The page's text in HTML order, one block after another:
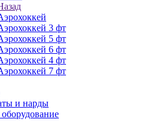
3 фт
5 фт
6 фт
4 фт
7 фт
и нарды